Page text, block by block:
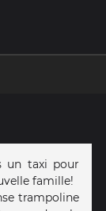
un taxi pour
famille!
trampoline